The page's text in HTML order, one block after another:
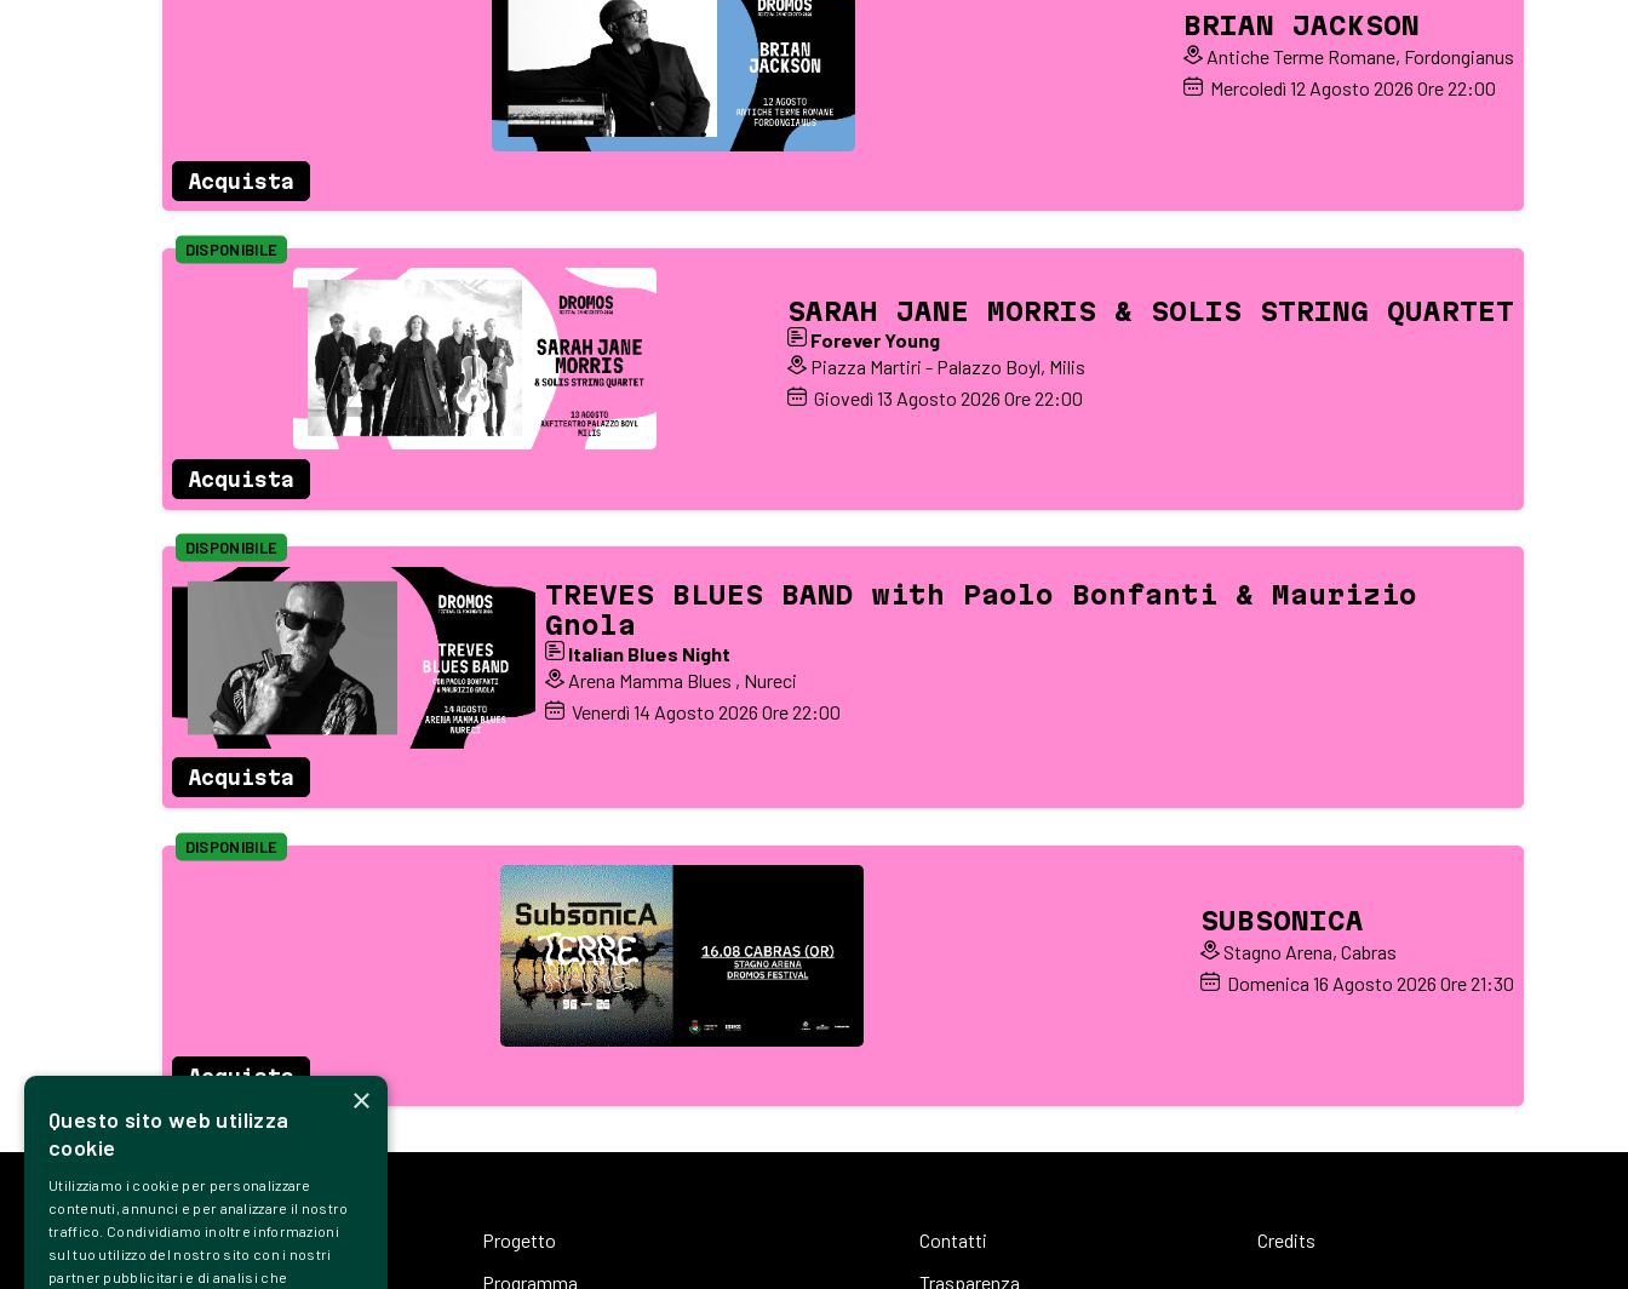
BRIAN JACKSON
Antiche Terme Romane, Fordongianus
Mercoledì 12 Agosto 2026 Ore 22:00
Acquista
SARAH JANE MORRIS & SOLIS STRING QUARTET
Forever Young
Piazza Martiri - Palazzo Boyl, Milis
Giovedì 13 Agosto 2026 Ore 22:00
DISPONIBILE
Acquista
TREVES BLUES BAND with Paolo Bonfanti & Maurizio
Gnola
Italian Blues Night
Arena Mamma Blues , Nureci
Venerdì 14 Agosto 2026 Ore 22:00
DISPONIBILE
Acquista
SUBSONICA
Stagno Arena, Cabras
Domenica 16 Agosto 2026 Ore 21:30
DISPONIBILE
Acquista
Progetto
Programma
Contatti
Trasparenza
Credits
×
Questo sito web utilizza
cookie
Utilizziamo i cookie per personalizzare
contenuti, annunci e per analizzare il nostro
traffico. Condividiamo inoltre informazioni
sul tuo utilizzo del nostro sito con i nostri
partner pubblicitari e di analisi che